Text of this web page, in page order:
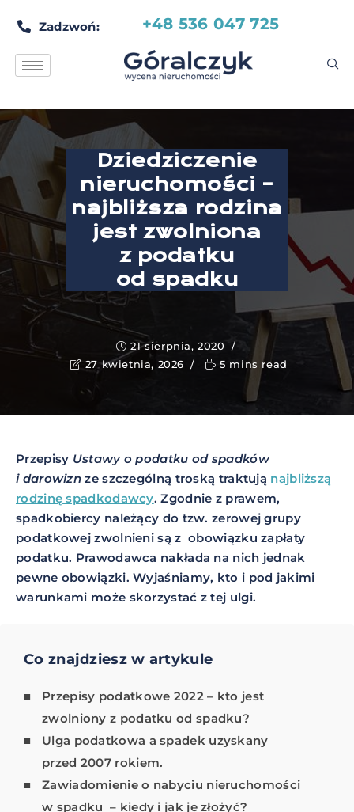
Zadzwoń: +48 536 047 725
Dziedziczenie
nieruchomości –
najbliższa rodzina
jest zwolniona
z podatku
od spadku
21 sierpnia, 2020
27 kwietnia, 2026
5 mins read
Przepisy Ustawy o podatku od spadków
i darowiznze szczególną troską traktują najbliższą
rodzinę spadkodawcy. Zgodnie z prawem,
spadkobiercy należący do tzw. zerowej grupy
podatkowej zwolnieni są z obowiązku zapłaty
podatku. Prawodawca nakłada na nich jednak
pewne obowiązki. Wyjaśniamy, kto i pod jakimi
warunkami może skorzystać z tej ulgi.
Co znajdziesz w artykule
Przepisy podatkowe 2022 – kto jest
zwolniony z podatku od spadku?
Ulga podatkowa a spadek uzyskany
przed 2007 rokiem.
Zawiadomienie o nabyciu nieruchomości
w spadku – kiedy i jak je złożyć?